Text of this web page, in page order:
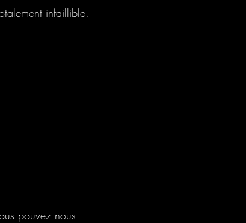
infaillible.
pouvez nous